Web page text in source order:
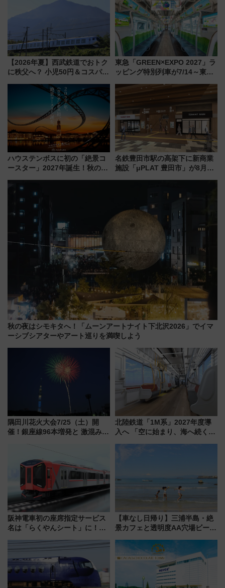
【2026年夏】西武鉄道でおトク
に秩父へ？ 小児50円＆コスパ最
族旅行！ 深夜の正丸トンネル探
検や特急ラビューも
東急「GREEN×EXPO 2027」ラ
ッピング特別列車が7/14～東
ー！ 注目の編成やデザインまと
ハウステンボスに初の「絶景コ
ースター」2027年誕生！秋の
ろも一挙紹介
名鉄豊田市駅の高架下に新商業
施設「μPLAT 豊田市」が8月26
秋の夜はシモキタへ！「ムーンアートナイト下北沢2026」でイマ
ーシブシアターやアート巡りを満喫しよう
隅田川花火大会7/25（土）開
催！銀座線96本増発と 激混みの
都心の夜に！
北陸鉄道「1M系」2027年度導
入へ 「空に始まり、海へ続く」
神秘的なデザイン
阪神電車初の座席指定サービス
名は「らくやんシート」に！新
を快適移動
【車なし日帰り】三浦半島・絶
景カフェと透明度AA穴場ビーチ
用してストレスフリー旅へ行こ
う！